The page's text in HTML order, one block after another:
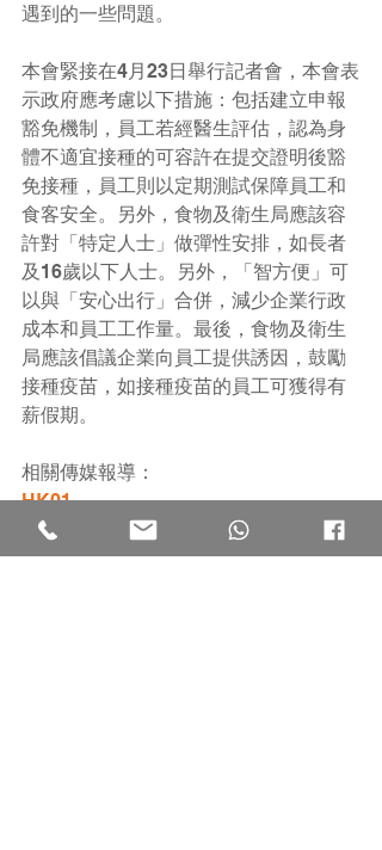
遇到的一些問題。
本會緊接在4月23日舉行記者會，本會表
示政府應考慮以下措施：包括建立申報
豁免機制，員工若經醫生評估，認為身
體不適宜接種的可容許在提交證明後豁
免接種，員工則以定期測試保障員工和
食客安全。另外，食物及衛生局應該容
許對「特定人士」做彈性安排，如長者
及16歲以下人士。另外，「智方便」可
以與「安心出行」合併，減少企業行政
成本和員工工作量。最後，食物及衛生
局應該倡議企業向員工提供誘因，鼓勵
接種疫苗，如接種疫苗的員工可獲得有
薪假期。
相關傳媒報導：
HK01
文匯報
東方日報